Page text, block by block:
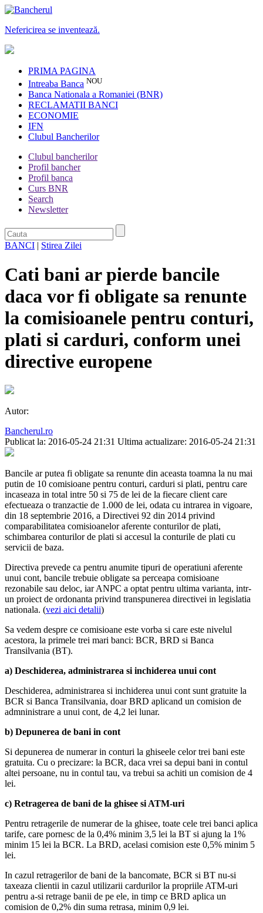
Nefericirea se inventează.
PRIMA PAGINA
Intreaba Banca NOU
Banca Nationala a Romaniei (BNR)
RECLAMATII BANCI
ECONOMIE
IFN
Clubul Bancherilor
Clubul bancherilor
Profil bancher
Profil banca
Curs BNR
Search
Newsletter
BANCI | Stirea Zilei
Cati bani ar pierde bancile
daca vor fi obligate sa renunte
la comisioanele pentru conturi,
plati si carduri, conform unei
directive europene
Autor:
Bancherul.ro
Publicat la: 2016-05-24 21:31 Ultima actualizare: 2016-05-24 21:31
Bancile ar putea fi obligate sa renunte din aceasta toamna la nu mai
putin de 10 comisioane pentru conturi, carduri si plati, pentru care
incaseaza in total intre 50 si 75 de lei de la fiecare client care
efectueaza o tranzactie de 1.000 de lei, odata cu intrarea in vigoare,
din 18 septembrie 2016, a Directivei 92 din 2014 privind
comparabilitatea comisioanelor aferente conturilor de plati,
schimbarea conturilor de plati si accesul la conturile de plati cu
servicii de baza.
Directiva prevede ca pentru anumite tipuri de operatiuni aferente
unui cont, bancile trebuie obligate sa perceapa comisioane
rezonabile sau deloc, iar ANPC a optat pentru ultima varianta, intr-
un proiect de ordonanta privind transpunerea directivei in legislatia
nationala. (vezi aici detalii)
Sa vedem despre ce comisioane este vorba si care este nivelul
acestora, la primele trei mari banci: BCR, BRD si Banca
Transilvania (BT).
a) Deschiderea, administrarea si inchiderea unui cont
Deschiderea, administrarea si inchiderea unui cont sunt gratuite la
BCR si Banca Transilvania, doar BRD aplicand un comision de
admninistrare a unui cont, de 4,2 lei lunar.
b) Depunerea de bani in cont
Si depunerea de numerar in conturi la ghiseele celor trei bani este
gratuita. Cu o precizare: la BCR, daca vrei sa depui bani in contul
altei persoane, nu in contul tau, va trebui sa achiti un comision de 4
lei.
c) Retragerea de bani de la ghisee si ATM-uri
Pentru retragerile de numerar de la ghisee, toate cele trei banci aplica
tarife, care pornesc de la 0,4% minim 3,5 lei la BT si ajung la 1%
minim 15 lei la BCR. La BRD, acelasi comision este 0,5% minim 5
lei.
In cazul retragerilor de bani de la bancomate, BCR si BT nu-si
taxeaza clientii in cazul utilizarii cardurilor la propriile ATM-uri
pentru a-si retrage banii de pe ele, in timp ce BRD aplica un
comision de 0,2% din suma retrasa, minim 0,9 lei.